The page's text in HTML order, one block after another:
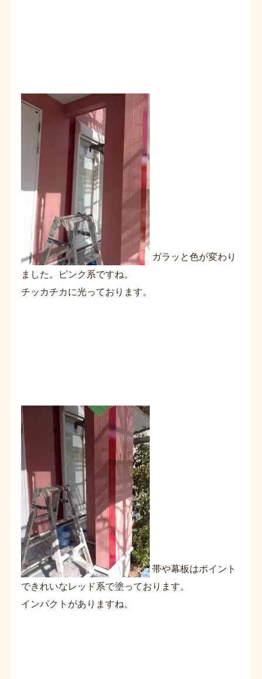
ガラッと色が変わり
ました。ピンク系ですね。
チッカチカに光っております。
帯や幕板はポイント
できれいなレッド系で塗っております。
インパクトがありますね。